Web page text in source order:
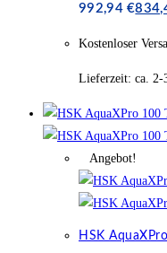
992,94 €
Kostenloser
Lieferzeit: ca. 2-
Angebot!
HSK